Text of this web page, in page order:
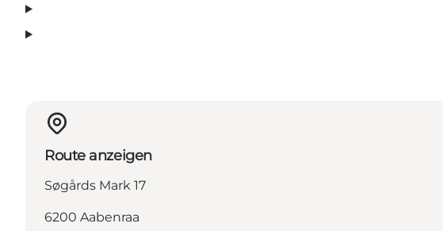
Route anzeigen
Søgårds Mark 17
6200 Aabenraa